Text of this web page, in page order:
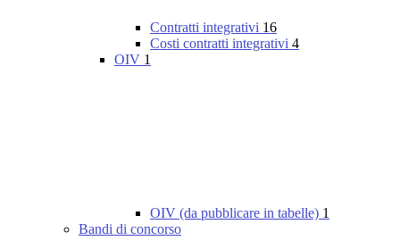
Contratti integrativi 16
Costi contratti integrativi 4
OIV 1
OIV (da pubblicare in tabelle) 1
Bandi di concorso